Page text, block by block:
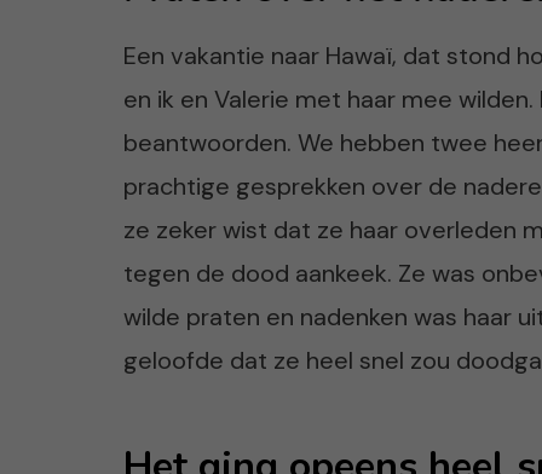
Een vakantie naar Hawaï, dat stond
en ik en Valerie met haar mee
beantwoorden. We hebben twee
prachtige gesprekken over de
ze zeker wist dat ze haar overleden
tegen de dood aankeek. Ze was
wilde praten en nadenken was haar
geloofde dat ze heel snel zou